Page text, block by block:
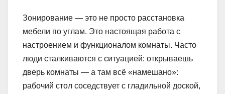
Зонирование — это не просто расстановка
мебели по углам. Это настоящая работа с
настроением и функционалом комнаты. Часто
люди сталкиваются с ситуацией: открываешь
дверь комнаты — а там всё «намешано»:
рабочий стол соседствует с гладильной доской,